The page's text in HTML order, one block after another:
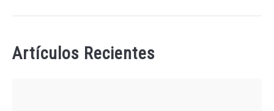
Artículos Recientes